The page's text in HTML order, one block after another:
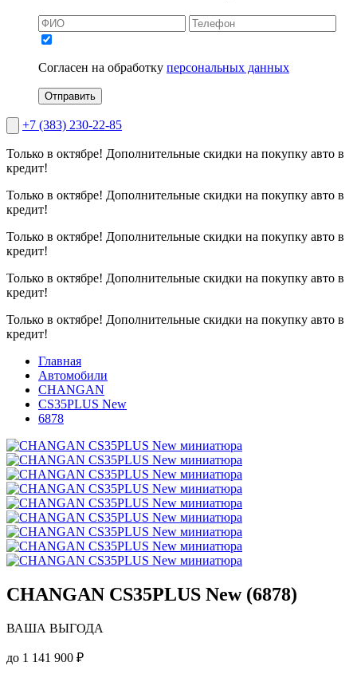
Согласен на обработку персональных данных
Отправить
+7 (383) 230-22-85
Только в октябре! Дополнительные скидки на покупку авто в
кредит!
Только в октябре! Дополнительные скидки на покупку авто в
кредит!
Только в октябре! Дополнительные скидки на покупку авто в
кредит!
Только в октябре! Дополнительные скидки на покупку авто в
кредит!
Только в октябре! Дополнительные скидки на покупку авто в
кредит!
Главная
Автомобили
CHANGAN
CS35PLUS New
6878
CHANGAN CS35PLUS New (6878)
ВАША ВЫГОДА
до 1 141 900 ₽